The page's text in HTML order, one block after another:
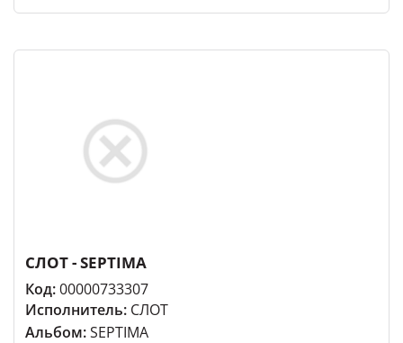
СЛОТ - SEPTIMA
Код:00000733307
Исполнитель: СЛОТ
Альбом:SEPTIMA